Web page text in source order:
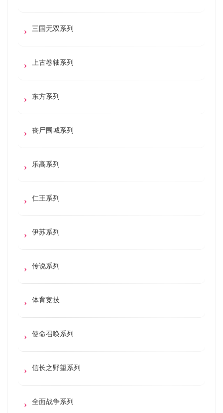
三国无双系列
上古卷轴系列
东方系列
丧尸围城系列
乐高系列
仁王系列
伊苏系列
传说系列
体育竞技
使命召唤系列
信长之野望系列
全面战争系列